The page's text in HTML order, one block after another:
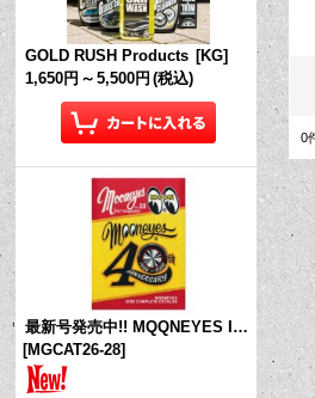
GOLD RUSH Products [KG]
1,650円 ～ 5,500円 (税込)
最新号発売中!! MQQNEYES International Magazine No.28 2026
[MGCAT26-28]
0